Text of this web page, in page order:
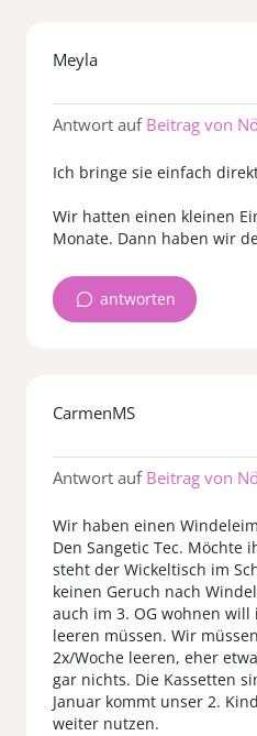
Meyla
Antwort auf Beitrag von
Ich bringe sie einfach
Wir hatten einen kleinen
Monate. Dann haben wir
antworten
CarmenMS
Antwort auf Beitrag von
Wir haben einen
Den Sangetic Tec. Möchte
steht der Wickeltisch im
keinen Geruch nach
auch im 3. OG wohnen
leeren müssen. Wir
2x/Woche leeren, eher
gar nichts. Die Kassetten
Januar kommt unser 2.
weiter nutzen.